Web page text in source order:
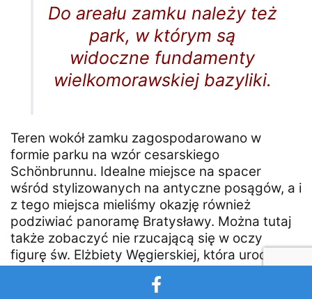
Do areału zamku należy też
park, w którym są
widoczne fundamenty
wielkomorawskiej bazyliki.
Teren wokół zamku zagospodarowano w
formie parku na wzór cesarskiego
Schönbrunnu. Idealne miejsce na spacer
wśród stylizowanych na antyczne posągów, a i
z tego miejsca mieliśmy okazję również
podziwiać panoramę Bratysławy. Można tutaj
także zobaczyć nie rzucającą się w oczy
figurę św. Elżbiety Węgierskiej, która urodziła